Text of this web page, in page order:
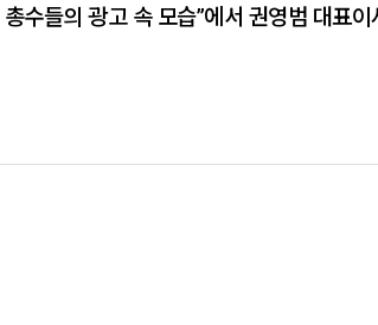
수들의 광고 속 모습”에서 권영범 대표